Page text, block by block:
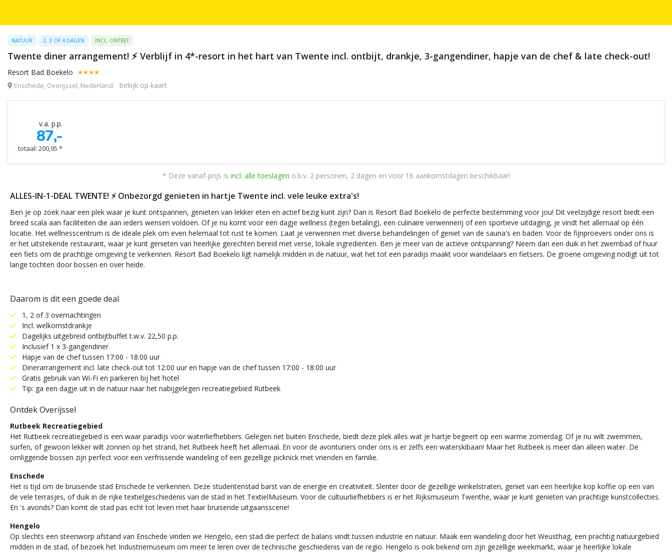
NATUUR 2, 3 OF 4 DAGEN INCL. ONTBIJT
Twente diner arrangement! ⚡ Verblijf in 4*-resort in het hart van Twente incl. ontbijt, drankje, 3-gangendiner, hapje van de chef & late check-out!
Resort Bad Boekelo
Enschede, Overijssel, Nederland bekijk op kaart
v.a. p.p.
87,-
totaal: 200,95 *
* Deze vanaf-prijs is incl. alle toeslagen o.b.v. 2 personen, 2 dagen en voor 16 aankomstdagen beschikbaar!
ALLES-IN-1-DEAL TWENTE! ⚡ Onbezorgd genieten in hartje Twente incl. vele leuke extra's!
Ben je op zoek naar een plek waar je kunt ontspannen, genieten van lekker eten en actief bezig kunt zijn? Dan is Resort Bad Boekelo de perfecte bestemming voor jou! Dit veelzijdige resort biedt een
breed scala aan faciliteiten die aan ieders wensen voldoen. Of je nu komt voor een dagje wellness (tegen betaling), een culinaire verwennerij of een sportieve uitdaging, je vindt het allemaal op één
locatie. Het wellnesscentrum is de ideale plek om even helemaal tot rust te komen. Laat je verwennen met diverse behandelingen of geniet van de sauna's en baden. Voor de fijnproevers onder ons is
er het uitstekende restaurant, waar je kunt genieten van heerlijke gerechten bereid met verse, lokale ingrediënten. Ben je meer van de actieve ontspanning? Neem dan een duik in het zwembad of huur
een fiets om de prachtige omgeving te verkennen. Resort Bad Boekelo ligt namelijk midden in de natuur, wat het tot een paradijs maakt voor wandelaars en fietsers. De groene omgeving nodigt uit tot
lange tochten door bossen en over heide.
Daarom is dit een goede deal
1, 2 of 3 overnachtingen
Incl. welkomstdrankje
Dagelijks uitgebreid ontbijtbuffet t.w.v. 22,50 p.p.
Inclusief 1 x 3-gangendiner
Hapje van de chef tussen 17:00 - 18:00 uur
Dinerarrangement incl. late check-out tot 12:00 uur en hapje van de chef tussen 17:00 - 18:00 uur
Gratis gebruik van Wi-Fi en parkeren bij het hotel
Tip: ga een dagje uit in de natuur naar het nabijgelegen recreatiegebied Rutbeek
Ontdek Overijssel
Rutbeek Recreatiegebied
Het Rutbeek recreatiegebied is een waar paradijs voor waterliefhebbers. Gelegen net buiten Enschede, biedt deze plek alles wat je hartje begeert op een warme zomerdag. Of je nu wilt zwemmen,
surfen, of gewoon lekker wilt zonnen op het strand, het Rutbeek heeft het allemaal. En voor de avonturiers onder ons is er zelfs een waterskibaan! Maar het Rutbeek is meer dan alleen water. De
omliggende bossen zijn perfect voor een verfrissende wandeling of een gezellige picknick met vrienden en familie.
Enschede
Het is tijd om de bruisende stad Enschede te verkennen. Deze studentenstad barst van de energie en creativiteit. Slenter door de gezellige winkelstraten, geniet van een heerlijke kop koffie op een van
de vele terrasjes, of duik in de rijke textielgeschiedenis van de stad in het TextielMuseum. Voor de cultuurliefhebbers is er het Rijksmuseum Twenthe, waar je kunt genieten van prachtige kunstcollecties.
En 's avonds? Dan komt de stad pas echt tot leven met haar bruisende uitgaansscene!
Hengelo
Op slechts een steenworp afstand van Enschede vinden we Hengelo, een stad die perfect de balans vindt tussen industrie en natuur. Maak een wandeling door het Weusthag, een prachtig natuurgebied
midden in de stad, of bezoek het Industriemuseum om meer te leren over de technische geschiedenis van de regio. Hengelo is ook bekend om zijn gezellige weekmarkt, waar je heerlijke lokale